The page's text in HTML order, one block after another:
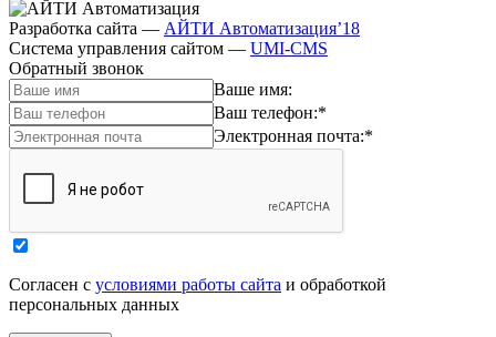
Разработка сайта — АЙТИ Автоматизация’18
Система управления сайтом — UMI-CMS
Обратный звонок
Ваше имя:
Ваш телефон:*
Электронная почта:*
Согласен с условиями работы сайта и обработкой
персональных данных